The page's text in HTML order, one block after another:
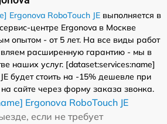
Ergonova RoboTouch JE выполняется в
центре Ergonova в Москве
опытом - от 5 лет. На все виды работ
расширенную гарантию - мы в
наших услуг. [dataset:services:name]
будет стоить на -15% дешевле при
сайте через форму заказа звонка.
Ergonova RoboTouch JE
если не требует